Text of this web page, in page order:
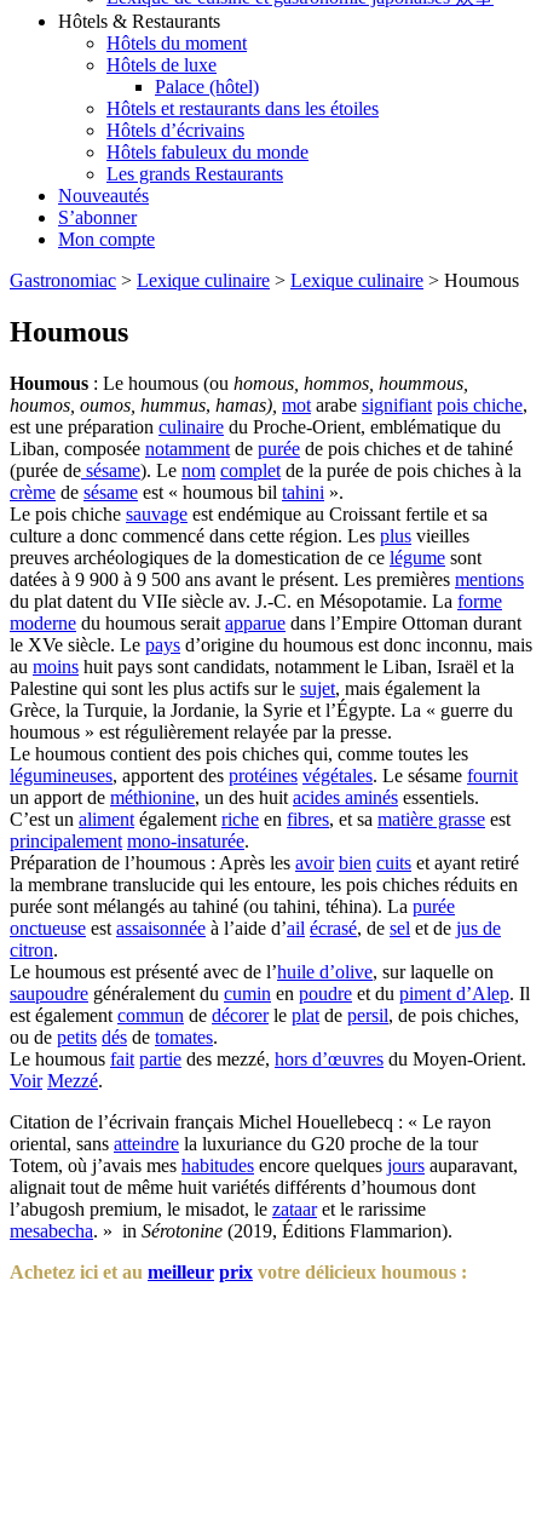
Hôtels & Restaurants
Hôtels du moment
Hôtels de luxe
Palace (hôtel)
Hôtels et restaurants dans les étoiles
Hôtels d’écrivains
Hôtels fabuleux du monde
Les grands Restaurants
Nouveautés
S’abonner
Mon compte
Gastronomiac > Lexique culinaire > Lexique culinaire > Houmous
Houmous
Houmous : Le houmous (ou homous, hommos, hoummous,
houmos, oumos, hummus, hamas), mot arabe signifiant pois chiche,
est une préparation culinaire du Proche-Orient, emblématique du
Liban, composée notamment de purée de pois chiches et de tahiné
(purée de sésame). Le nom complet de la purée de pois chiches à la
crème de sésame est « houmous bil tahini ».
Le pois chiche sauvage est endémique au Croissant fertile et sa
culture a donc commencé dans cette région. Les plus vieilles
preuves archéologiques de la domestication de ce légume sont
datées à 9 900 à 9 500 ans avant le présent. Les premières mentions
du plat datent du VIIe siècle av. J.-C. en Mésopotamie. La forme
moderne du houmous serait apparue dans l’Empire Ottoman durant
le XVe siècle. Le pays d’origine du houmous est donc inconnu, mais
au moins huit pays sont candidats, notamment le Liban, Israël et la
Palestine qui sont les plus actifs sur le sujet, mais également la
Grèce, la Turquie, la Jordanie, la Syrie et l’Égypte. La « guerre du
houmous » est régulièrement relayée par la presse.
Le houmous contient des pois chiches qui, comme toutes les
légumineuses, apportent des protéines végétales. Le sésame fournit
un apport de méthionine, un des huit acides aminés essentiels.
C’est un aliment également riche en fibres, et sa matière grasse est
principalement mono-insaturée.
Préparation de l’houmous : Après les avoir bien cuits et ayant retiré
la membrane translucide qui les entoure, les pois chiches réduits en
purée sont mélangés au tahiné (ou tahini, téhina). La purée
onctueuse est assaisonnée à l’aide d’ail écrasé, de sel et de jus de
citron.
Le houmous est présenté avec de l’huile d’olive, sur laquelle on
saupoudre généralement du cumin en poudre et du piment d’Alep. Il
est également commun de décorerle plat de persil, de pois chiches,
ou de petits dés de tomates.
Le houmous fait partie des mezzé, hors d’œuvres du Moyen-Orient.
Voir Mezzé.
Citation de l’écrivain français Michel Houellebecq : « Le rayon
oriental, sans atteindre la luxuriance du G20 proche de la tour
Totem, où j’avais mes habitudes encore quelques jours auparavant,
alignait tout de même huit variétés différents d’houmous dont
l’abugosh premium, le misadot, le zataaret le rarissime
mesabecha. » in Sérotonine (2019, Éditions Flammarion).
Achetez ici et au meilleur prix votre délicieux houmous :